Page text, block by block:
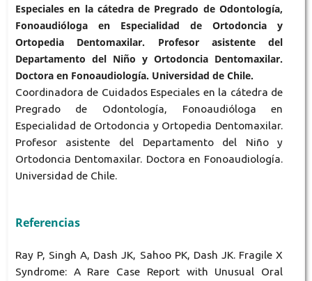
Especiales en la cátedra de Pregrado de Odontología,
Fonoaudióloga en Especialidad de Ortodoncia y
Ortopedia Dentomaxilar. Profesor asistente del
Departamento del Niño y Ortodoncia Dentomaxilar.
Doctora en Fonoaudiología. Universidad de Chile.
Coordinadora de Cuidados Especiales en la cátedra de
Pregrado de Odontología, Fonoaudióloga en
Especialidad de Ortodoncia y Ortopedia Dentomaxilar.
Profesor asistente del Departamento del Niño y
Ortodoncia Dentomaxilar. Doctora en Fonoaudiología.
Universidad de Chile.
Referencias
Ray P, Singh A, Dash JK, Sahoo PK, Dash JK. Fragile X
Syndrome: A Rare Case Report with Unusual Oral